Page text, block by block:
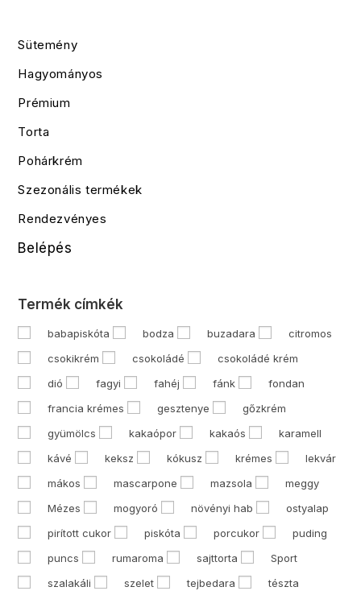
Sütemény
Hagyományos
Prémium
Torta
Pohárkrém
Szezonális termékek
Rendezvényes
Belépés
Termék címkék
babapiskóta bodza buzadara
citromos
csokikrém
csokoládé
csokoládé krém
dió
fagyi fahéj fánk
fondan
francia krémes
gesztenye
gőzkrém
gyümölcs
kakaópor kakaós
karamell
kávé
keksz kókusz krémes
lekvár
mákos
mascarpone mazsola
meggy
Mézes
mogyoró növényi hab
ostyalap
pirított cukor
piskóta porcukor
puding
puncs
rumaroma sajttorta
Sport
szalakáli
szelet tejbedara
tészta